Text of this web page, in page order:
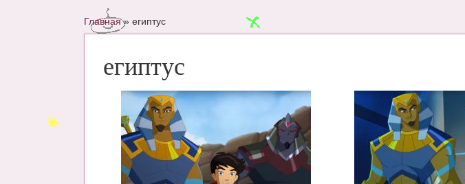
Главная» египтус
египтус